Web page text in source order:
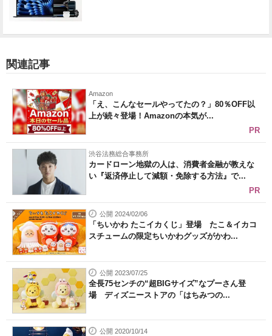
関連記事
Amazon
「え、こんなセールやってたの？」80％OFF以
上が続々登場！Amazonの本気が...
PR
渋谷法務総合事務所
カードローン地獄の人は、消費者金融が教えな
い『返済停止して減額・免除する方法』で...
PR
公開 2024/02/06
「ちいかわ たこイカくじ」登場 たこ＆イカコ
スチュームの限定ちいかわグッズがかわ...
公開 2023/07/25
全長75センチの“超BIGサイズ”なプーさん登
場 ディズニーストアの「はちみつの...
公開 2020/10/14